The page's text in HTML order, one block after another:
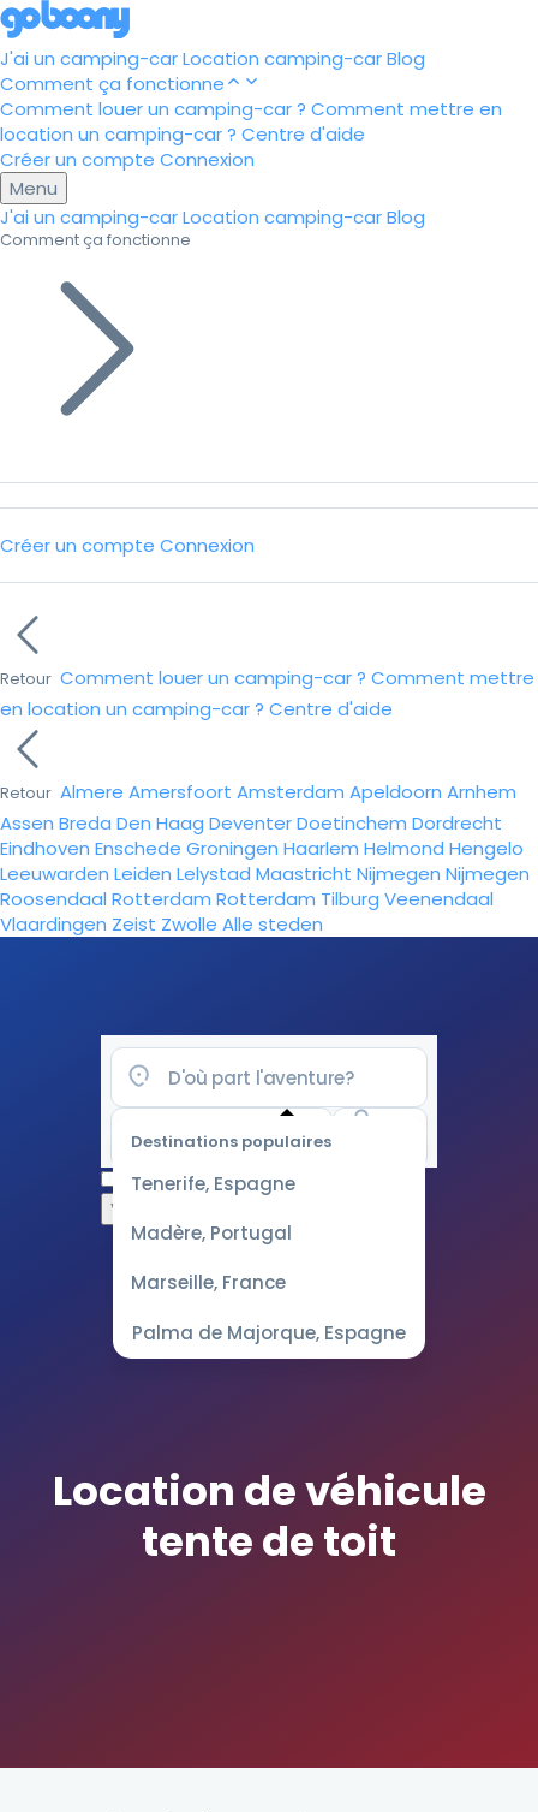
J'ai un camping-carLocation camping-carBlog
Comment ça fonctionne
Comment louer un camping-car ? Comment mettre en
location un camping-car ? Centre d'aide
Créer un compte Connexion
Menu
J'ai un camping-carLocation camping-carBlog
Comment ça fonctionne
Créer un compte Connexion
Retour Comment louer un camping-car ? Comment mettre
en location un camping-car ? Centre d'aide
Retour Almere Amersfoort Amsterdam Apeldoorn Arnhem
Assen Breda Den Haag DeventerDoetinchem Dordrecht
Eindhoven Enschede Groningen Haarlem Helmond Hengelo
Leeuwarden Leiden Lelystad Maastricht Nijmegen Nijmegen
Roosendaal Rotterdam Rotterdam Tilburg Veenendaal
Vlaardingen Zeist Zwolle Alle steden
Destinations populaires
Tenerife, Espagne
Madère, Portugal
Marseille, France
Palma de Majorque, Espagne
les
pour les
tarifs
Location de véhicule
tente de toit